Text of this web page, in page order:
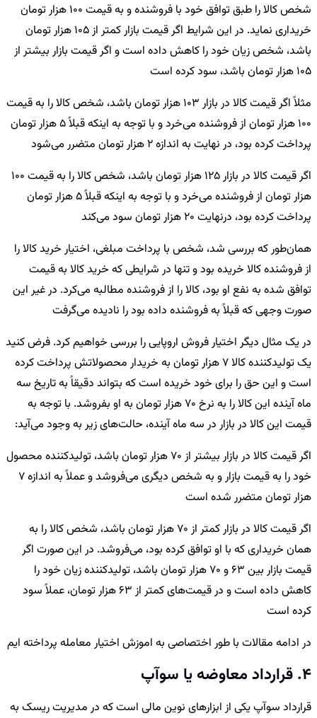
شخص کالا را طبق توافق خود با فروشنده و به قیمت 100 هزار تومان
خریداری نماید. در این شرایط اگر قیمت بازار کمتر از 105 هزار تومان
باشد، شخص زیان خود را کاهش داده است و اگر قیمت بازار بیشتر از
105 هزار تومان باشد، سود کرده است
مثلاً اگر قیمت کالا در بازار 103 هزار تومان باشد، شخص کالا را به قیمت
100 هزار تومان از فروشنده می‌خرد و با توجه به اینکه قبلاً 5 هزار تومان
پرداخت کرده بود، در نهایت به اندازه 2 هزار تومان متضرر می‌شود
اگر قیمت کالا در بازار 125 هزار تومان باشد، شخص کالا را به قیمت 100
هزار تومان از فروشنده می‌خرد و با توجه به اینکه قبلاً 5 هزار تومان
پرداخت کرده بود، درنهایت 20 هزار تومان سود می‌کند
همان‌طور که بررسی شد، شخص با پرداخت مبلغی، اختیار خرید کالا را
از فروشنده کالا خریده بود و تنها در شرایطی که خرید کالا به قیمت
توافق شده به نفع او بود، کالا را از فروشنده مطالبه می‌کرد. در غیر این
صورت وجهی که قبلاً به فروشنده داده بود را نادیده می‌گرفت
در یک مثال دیگر اختیار فروش اروپایی را بررسی خواهیم کرد. فرض کنید
یک تولیدکننده کالا 7 هزار تومان به خریدار محصولاتش پرداخت کرده
است و این حق را برای خود خریده است که بتواند دقیقاً به تاریخ سه
ماه آینده این کالا را به نرخ 70 هزار تومان به او بفروشد. با توجه به
قیمت این کالا در بازار در سه ماه آینده، حالت‌های زیر به وجود می‌آید:
اگر قیمت کالا در بازار بیشتر از 70 هزار تومان باشد، تولیدکننده محصول
خود را به قیمت بازار و به شخص دیگری می‌فروشد و عملاً به اندازه 7
هزار تومان متضرر شده است
اگر قیمت کالا در بازار کمتر از 70 هزار تومان باشد، شخص کالا را به
همان خریداری که با او توافق کرده بود، می‌فروشد. در این صورت اگر
قیمت بازار بین 63 و 70 هزار تومان باشد، تولیدکننده زیان خود را
کاهش داده است و در قیمت‌های کمتر از 63 هزار تومان، عملاً سود
کرده است
در ادامه مقالات با طور اختصاصی به اموزش اختیار معامله پرداخته ایم
4. قرارداد معاوضه یا سوآپ
قرارداد سوآپ یکی از ابزارهای نوین مالی است که در مدیریت ریسک به